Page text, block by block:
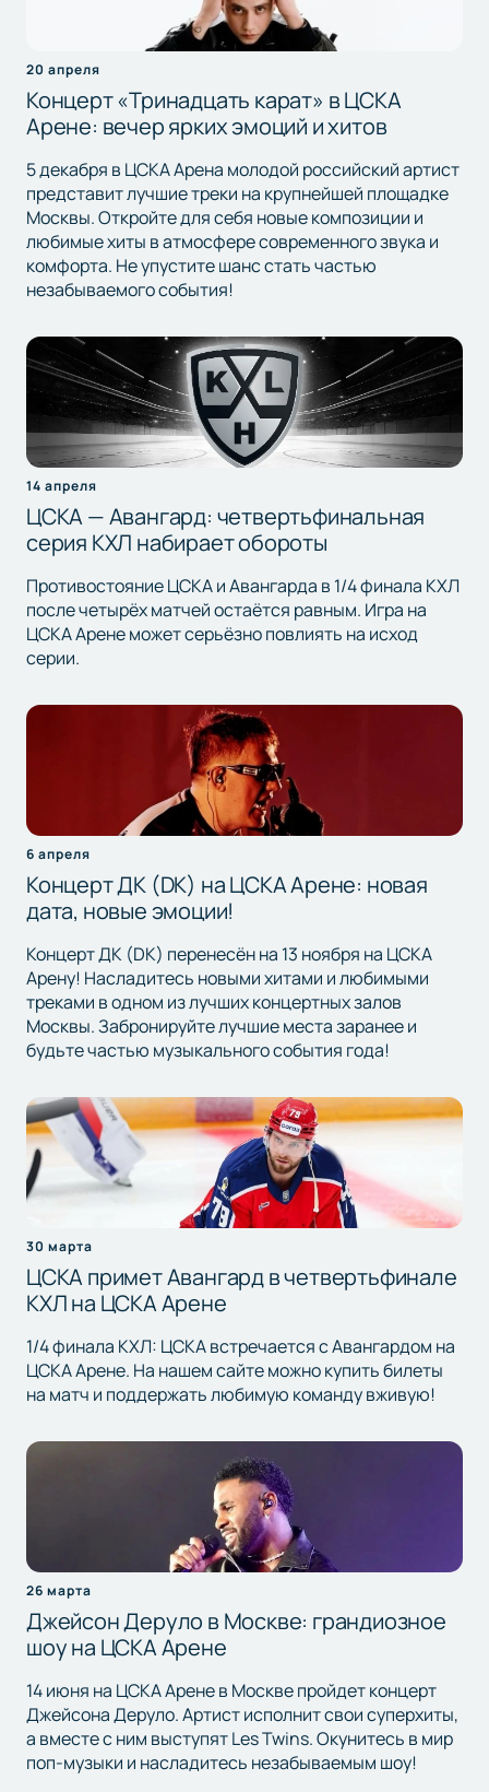
20 апреля
Концерт «Тринадцать карат» в ЦСКА
Арене: вечер ярких эмоций и хитов
5 декабря в ЦСКА Арена молодой российский артист
представит лучшие треки на крупнейшей площадке
Москвы. Откройте для себя новые композиции и
любимые хиты в атмосфере современного звука и
комфорта. Не упустите шанс стать частью
незабываемого события!
14 апреля
ЦСКА — Авангард: четвертьфинальная
серия КХЛ набирает обороты
Противостояние ЦСКА и Авангарда в 1/4 финала КХЛ
после четырёх матчей остаётся равным. Игра на
ЦСКА Арене может серьёзно повлиять на исход
серии.
6 апреля
Концерт ДК (DK) на ЦСКА Арене: новая
дата, новые эмоции!
Концерт ДК (DK) перенесён на 13 ноября на ЦСКА
Арену! Насладитесь новыми хитами и любимыми
треками в одном из лучших концертных залов
Москвы. Забронируйте лучшие места заранее и
будьте частью музыкального события года!
30 марта
ЦСКА примет Авангард в четвертьфинале
КХЛ на ЦСКА Арене
1/4 финала КХЛ: ЦСКА встречается с Авангардом на
ЦСКА Арене. На нашем сайте можно купить билеты
на матч и поддержать любимую команду вживую!
26 марта
Джейсон Деруло в Москве: грандиозное
шоу на ЦСКА Арене
14 июня на ЦСКА Арене в Москве пройдет концерт
Джейсона Деруло. Артист исполнит свои суперхиты,
а вместе с ним выступят Les Twins. Окунитесь в мир
поп-музыки и насладитесь незабываемым шоу!